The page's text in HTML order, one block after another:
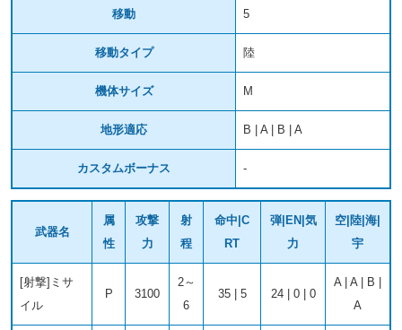
移動 5
移動タイプ 陸
機体サイズ M
地形適応 B | A | B | A
カスタムボーナス -
武器名
属
性
攻撃
力
射
程
命中|C
RT
弾|EN|気
力
空|陸|海|
宇
[射撃]ミサ
イル
P 3100
2～
6
35 | 5 24 | 0 | 0
A | A | B |
A